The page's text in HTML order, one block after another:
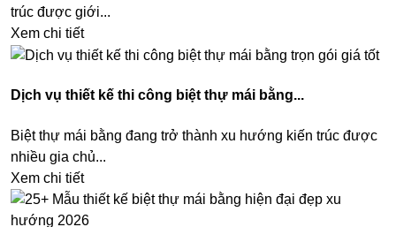
trúc được giới...
Xem chi tiết
Dịch vụ thiết kế thi công biệt thự mái bằng...
Biệt thự mái bằng đang trở thành xu hướng kiến trúc được
nhiều gia chủ...
Xem chi tiết